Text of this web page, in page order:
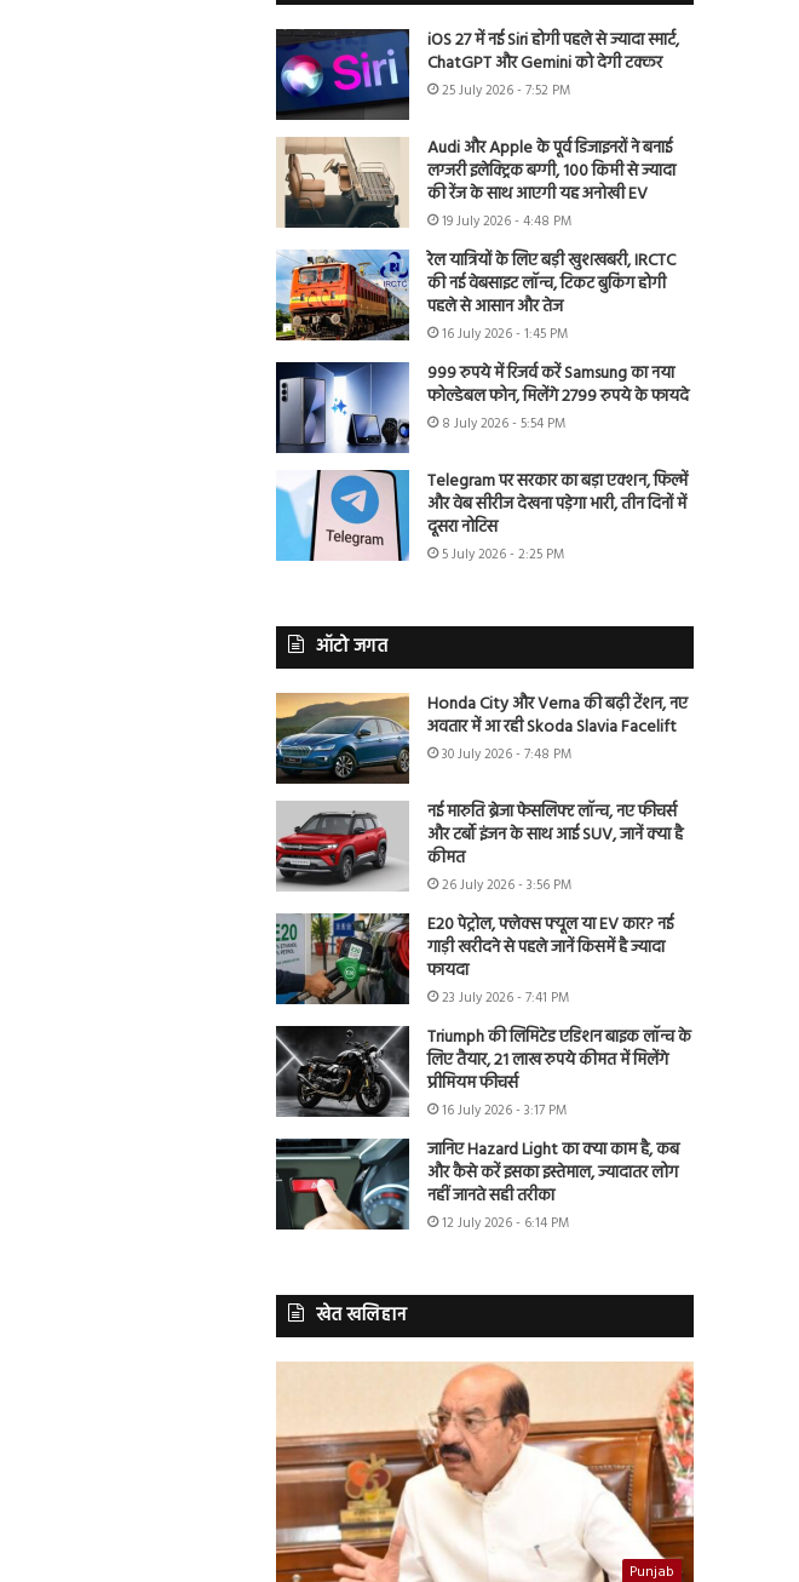
iOS 27 में नई Siri होगी पहले से ज्यादा स्मार्ट,
ChatGPT और Gemini को देगी टक्कर
25 July 2026 - 7:52 PM
Audi और Apple के पूर्व डिजाइनरों ने बनाई
लग्जरी इलेक्ट्रिक बग्गी, 100 किमी से ज्यादा
की रेंज के साथ आएगी यह अनोखी EV
19 July 2026 - 4:48 PM
रेल यात्रियों के लिए बड़ी खुशखबरी, IRCTC
की नई वेबसाइट लॉन्च, टिकट बुकिंग होगी
पहले से आसान और तेज
16 July 2026 - 1:45 PM
999 रुपये में रिजर्व करें Samsung का नया
फोल्डेबल फोन, मिलेंगे 2799 रुपये के फायदे
8 July 2026 - 5:54 PM
Telegram पर सरकार का बड़ा एक्शन, फिल्में
और वेब सीरीज देखना पड़ेगा भारी, तीन दिनों में
दूसरा नोटिस
5 July 2026 - 2:25 PM
ऑटो जगत
Honda City और Verna की बढ़ी टेंशन, नए
अवतार में आ रही Skoda Slavia Facelift
30 July 2026 - 7:48 PM
नई मारुति ब्रेजा फेसलिफ्ट लॉन्च, नए फीचर्स
और टर्बो इंजन के साथ आई SUV, जानें क्या है
कीमत
26 July 2026 - 3:56 PM
E20 पेट्रोल, फ्लेक्स फ्यूल या EV कार? नई
गाड़ी खरीदने से पहले जानें किसमें है ज्यादा
फायदा
23 July 2026 - 7:41 PM
Triumph की लिमिटेड एडिशन बाइक लॉन्च के
लिए तैयार, 21 लाख रुपये कीमत में मिलेंगे
प्रीमियम फीचर्स
16 July 2026 - 3:17 PM
जानिए Hazard Light का क्या काम है, कब
और कैसे करें इसका इस्तेमाल, ज्यादातर लोग
नहीं जानते सही तरीका
12 July 2026 - 6:14 PM
खेत खलिहान
Punjab